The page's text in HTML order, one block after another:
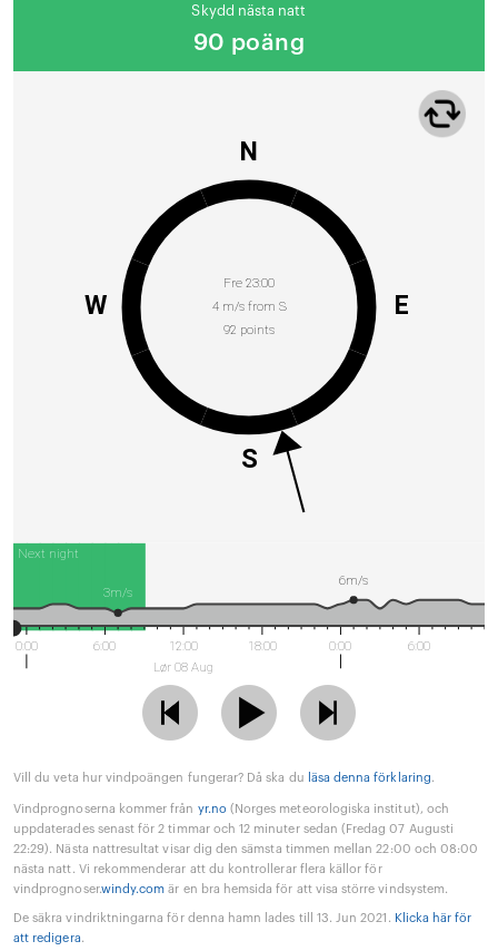
Skydd nästa natt
90 poäng
Fre 23:00
4 m/s from S
92 points
N
E
S
W
Next night
0:00 6:00
12:00
Lør 08 Aug
18:00 0:00 6:00
6m/s
3m/s
Vill du veta hur vindpoängen fungerar? Då ska du läsa denna förklaring.
Vindprognoserna kommer från yr.no (Norges meteorologiska institut), och
uppdaterades senast för 2 timmar och 12 minuter sedan (Fredag 07 Augusti
22:29). Nästa nattresultat visar dig den sämsta timmen mellan 22:00 och 08:00
nästa natt. Vi rekommenderar att du kontrollerar flera källor för
vindprognoser.windy.com är en bra hemsida för att visa större vindsystem.
De säkra vindriktningarna för denna hamn lades till 13. Jun 2021. Klicka här för
att redigera.